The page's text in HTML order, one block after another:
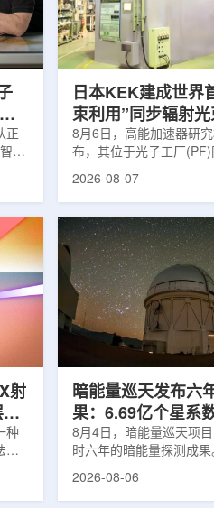
正
能
能
目
的
测
远
究
采
日本KEK建成世界
束利用”同步辐射光
8月6日，高能加速器研
布，其位于光子工厂
射线与软X射线两束光束
介绍，BL-11A和BL-11B
基础设施网络合作建设
联合使用机构及联合使
心的同步辐射装置组成，
教育基础设施。新光束
于，可在同一实验条件
线和软X射线，完成过去
2026-08-07
射
种
，
暗能量巡天发布六
果：6.69亿个星系
束宇宙加速膨胀
8月4日，暗能量巡天项
时六年的暗能量探测成
形成18篇相关论文，基于
2026-08-06